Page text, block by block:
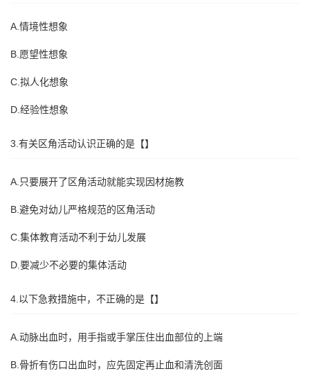
A.情境性想象
B.愿望性想象
C.拟人化想象
D.经验性想象
3.有关区角活动认识正确的是【】
A.只要展开了区角活动就能实现因材施教
B.避免对幼儿严格规范的区角活动
C.集体教育活动不利于幼儿发展
D.要减少不必要的集体活动
4.以下急救措施中，不正确的是【】
A.动脉出血时，用手指或手掌压住出血部位的上端
B.骨折有伤口出血时，应先固定再止血和清洗创面